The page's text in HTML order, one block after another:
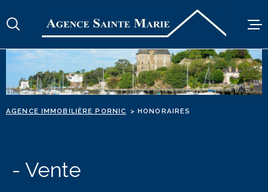
recherche
au
menu
principal
au
contenu
TRANSACTION
AGENCE IMMOBILIÈRE PORNIC HONORAIRES
- Vente